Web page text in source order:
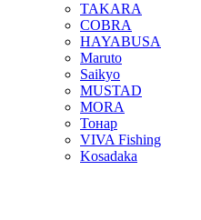
TAKARA
COBRA
HAYABUSA
Maruto
Saikyo
MUSTAD
MORA
Тонар
VIVA Fishing
Kosadaka